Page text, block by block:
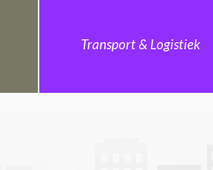
Transport & Logistiek